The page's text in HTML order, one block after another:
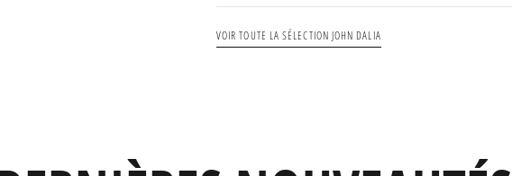
VOIR TOUTE LA SÉLECTION JOHN DALIA